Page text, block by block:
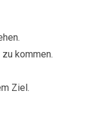
kommen.
Ziel.